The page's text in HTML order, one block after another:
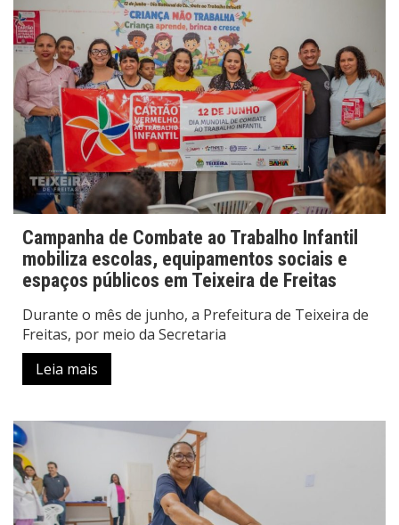
Campanha de Combate ao Trabalho Infantil
mobiliza escolas, equipamentos sociais e
espaços públicos em Teixeira de Freitas
Durante o mês de junho, a Prefeitura de Teixeira de
Freitas, por meio da Secretaria
Leia mais